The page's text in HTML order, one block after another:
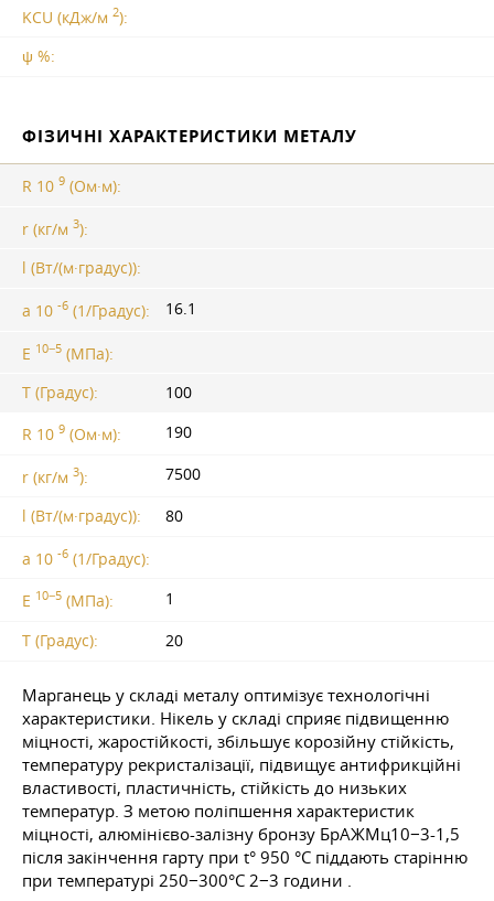
KCU (кДж/м 2):
ψ %:
ФІЗИЧНІ ХАРАКТЕРИСТИКИ МЕТАЛУ
R 10 9 (Ом·м):
r (кг/м 3):
l (Вт/(м·градус)):
a 10 -6 (1/Градус): 16.1
E 10−5 (МПа):
T (Градус):
100
R 10 9 (Ом·м): 190
r (кг/м 3): 7500
l (Вт/(м·градус)): 80
a 10 -6 (1/Градус):
E 10−5 (МПа): 1
T (Градус): 20
Марганець у складі металу оптимізує технологічні
характеристики. Нікель у складі сприяє підвищенню
міцності, жаростійкості, збільшує корозійну стійкість,
температуру рекристалізації, підвищує антифрикційні
властивості, пластичність, стійкість до низьких
температур. З метою поліпшення характеристик
міцності, алюмінієво-залізну бронзу БрАЖМц10−3-1,5
після закінчення гарту при t° 950 °C піддають старінню
при температурі 250−300°С 2−3 години .